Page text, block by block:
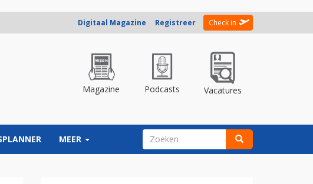
Digitaal Magazine Registreer Check in
Magazine Podcasts Vacatures
MEER ZOEKVELD